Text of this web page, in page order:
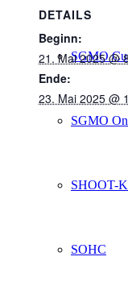
SGMO
SGMO
SHOOT-
SOHC
DETAILS
Beginn:
21. Mai 2025 @
Ende:
23. Mai 2025 @